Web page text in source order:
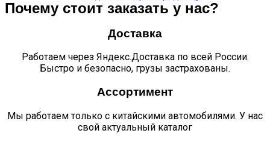
для
передней
м
Почему стоит заказать у нас?
Доставка
Работаем через Яндекс.Доставка по всей России.
Быстро и безопасно, грузы застрахованы.
Ассортимент
Мы работаем только с китайскими автомобилями. У нас
свой актуальный каталог